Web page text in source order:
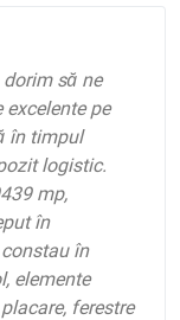
dorim să ne
pe
în timpul
logistic.
mp,
în
în
elemente
ferestre